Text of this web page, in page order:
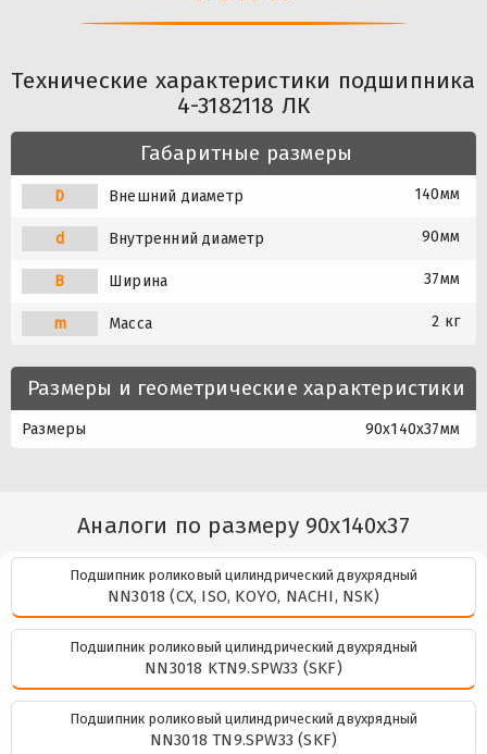
Технические характеристики подшипника
4-3182118 ЛК
Габаритные размеры
D Внешний диаметр 140мм
d Внутренний диаметр 90мм
B Ширина 37мм
m Масса 2 кг
Размеры и геометрические характеристики
Размеры 90x140x37мм
Аналоги по размеру 90x140x37
Подшипник роликовый цилиндрический двухрядный
NN3018 (CX, ISO, KOYO, NACHI, NSK)
Подшипник роликовый цилиндрический двухрядный
NN3018 KTN9.SPW33 (SKF)
Подшипник роликовый цилиндрический двухрядный
NN3018 TN9.SPW33 (SKF)